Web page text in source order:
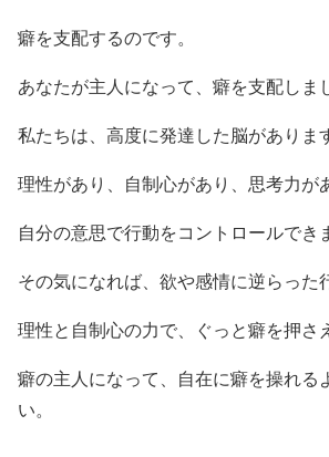
癖を支配するのです。
あなたが主人になって、癖を支配しま
私たちは、高度に発達した脳がありま
理性があり、自制心があり、思考力が
自分の意思で行動をコントロールでき
その気になれば、欲や感情に逆らった
理性と自制心の力で、ぐっと癖を押さ
癖の主人になって、自在に癖を操れる
い。